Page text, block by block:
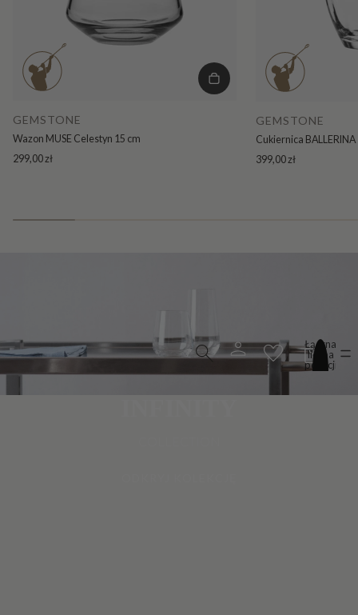
Łączna
liczba
pozycji
w
GEMSTONE
Wazon MUSE Celestyn 15 cm
299,00 zł
GEMSTONE
Cukiernica BALLERINA
399,00 zł